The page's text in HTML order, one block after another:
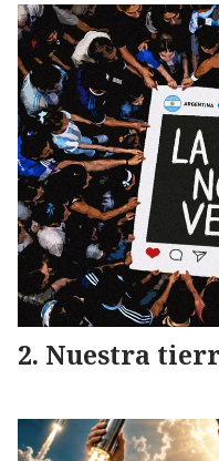
Nuestra